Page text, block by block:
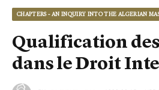
CHAPTERS - AN INQUIRY INTO THE ALGERIAN
Qualification
dans le Droit